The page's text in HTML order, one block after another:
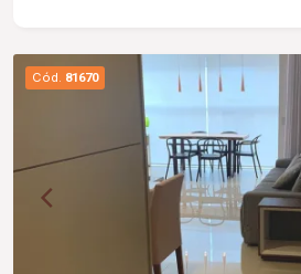
serviço com banheiro de serviço.
Cód. 81670